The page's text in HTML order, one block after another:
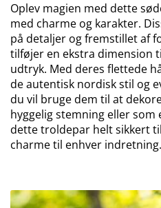
Oplev magien med dette
med charme og karakter.
på detaljer og fremstillet af
tilføjer en ekstra dimension
udtryk. Med deres flettede
de autentisk nordisk stil og
du vil bruge dem til at
hyggelig stemning eller som
dette troldepar helt sikkert
charme til enhver indretning.